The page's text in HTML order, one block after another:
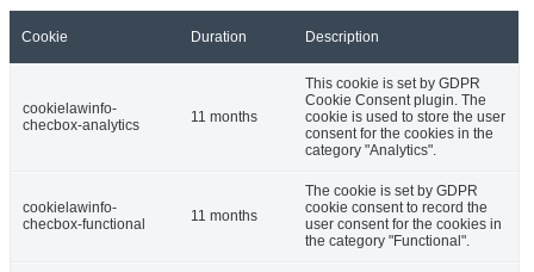
Cookie Duration Description
cookielawinfo-
checbox-analytics
11 months
This cookie is set by GDPR
Cookie Consent plugin. The
cookie is used to store the user
consent for the cookies in the
category "Analytics".
cookielawinfo-
checbox-functional
11 months
The cookie is set by GDPR
cookie consent to record the
user consent for the cookies in
the category "Functional".